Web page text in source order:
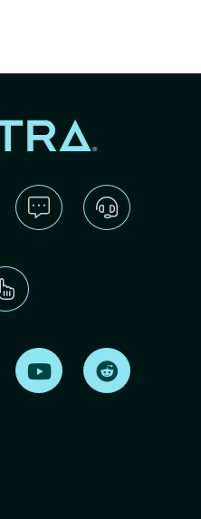
Find us on LinkedInFind us on Youtube